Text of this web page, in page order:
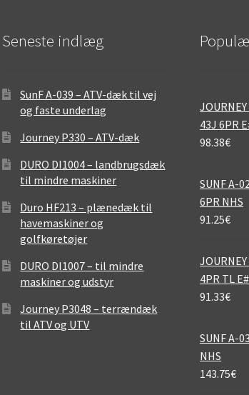
Seneste indlæg
SunF A-039 – ATV-dæk til vej
og faste underlag
Journey P330 – ATV-dæk
DURO DI1004 – landbrugsdæk
til mindre maskiner
Duro HF213 – plænedæk til
havemaskiner og
golfkøretøjer
DURO DI1007 – til mindre
maskiner og udstyr
Journey P3048 – terrændæk
til ATV og UTV
43J 6PR
98.38€
SUNF A-
6PR NHS
91.25€
4PR TL E#
91.33€
SUNF A-
NHS
143.75€